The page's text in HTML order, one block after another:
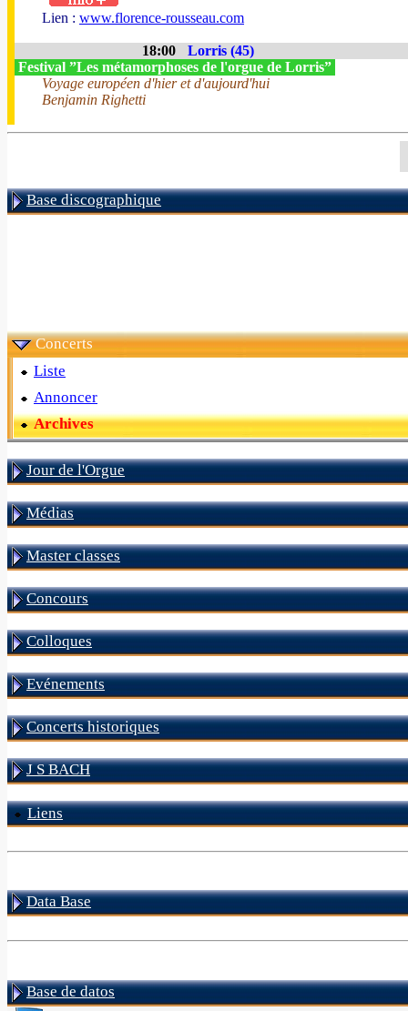
Lien : www.florence-rousseau.com
18:00
Lorris (45)
Festival ”Les métamorphoses de l'orgue de Lorris”
Voyage européen d'hier et d'aujourd'hui
Benjamin Righetti
Base discographique
Concerts
Liste
Annoncer
Archives
Jour de l'Orgue
Médias
Master classes
Concours
Colloques
Evénements
Concerts historiques
J S BACH
Liens
Data Base
Base de datos